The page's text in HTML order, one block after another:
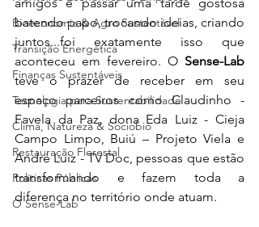
Bioeconomia & Agro Sustentável
Transição Energética
Finanças Sustentáveis
Tecnologia para Sustentabilidade
Clima, Natureza & Sociobio
Restauração Florestal
Políticas Públicas
O Sense-Lab
batendo papo, trocando ideias, criando
juntos...foi exatamente isso que
aconteceu em fevereiro. O Sense-Lab
teve o prazer de receber em seu
espaço parceiros como Claudinho -
Favela da Paz, dona Eda Luiz - Cieja
Campo Limpo, Buiú – Projeto Viela e
André Luiz - TV Doc, pessoas que estão
transformando e fazem toda a
diferença no território onde atuam.